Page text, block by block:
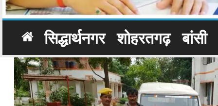
सिद्धार्थनगर शोहरतगढ़ बांसी